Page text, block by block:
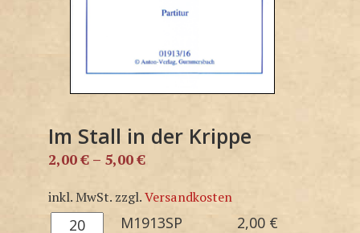
Im Stall in der Krippe
2,00€ – 5,00€
inkl. MwSt. zzgl.Versandkosten
M1913SP
M1913SP 2,00 €